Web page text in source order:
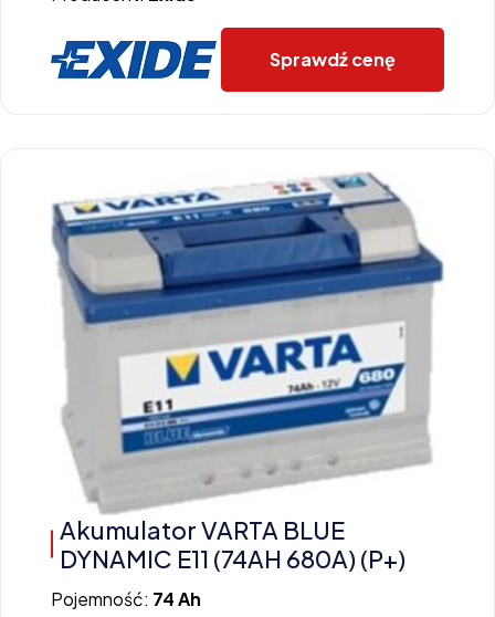
Sprawdź cenę
Akumulator VARTA BLUE
DYNAMIC E11 (74AH 680A) (P+)
Pojemność: 74 Ah